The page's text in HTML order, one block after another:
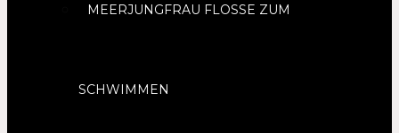
MEERJUNGFRAU FLOSSE ZUM
SCHWIMMEN